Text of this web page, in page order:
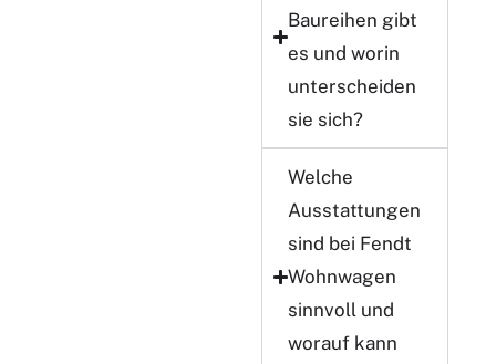
Baureihen gibt
es und worin
unterscheiden
sie sich?
Welche
Ausstattungen
sind bei Fendt
Wohnwagen
sinnvoll und
worauf kann